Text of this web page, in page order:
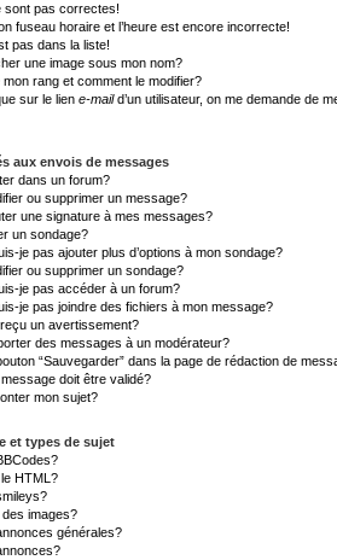
sont pas correctes!
fuseau horaire et l’heure est encore incorrecte!
pas dans la liste!
une image sous mon nom?
mon rang et comment le modifier?
sur le lien e-maild’un utilisateur, on me demande de
aux envois de messages
dans un forum?
ou supprimer un message?
une signature à mes messages?
un sondage?
je pas ajouter plus d’options à mon sondage?
ou supprimer un sondage?
je pas accéder à un forum?
je pas joindre des fichiers à mon message?
un avertissement?
des messages à un modérateur?
“Sauvegarder” dans la page de rédaction de
doit être validé?
mon sujet?
et types de sujet
HTML?
images?
générales?